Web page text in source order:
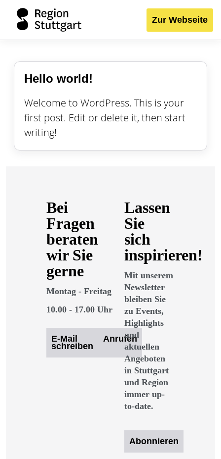
Zur Webseite
Hello world!
Welcome to WordPress. This is your
first post. Edit or delete it, then start
writing!
Bei
Fragen
beraten
wir Sie
gerne
Montag - Freitag
10.00 - 17.00 Uhr
E-Mail
schreiben
Anrufen
Lassen
Sie
sich
inspirieren!
Mit unserem
Newsletter
bleiben Sie
zu Events,
Highlights
und
aktuellen
Angeboten
in Stuttgart
und Region
immer up-
to-date.
Abonnieren